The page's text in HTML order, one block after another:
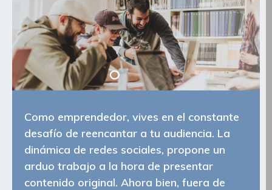
Como emprendedor, vives en el constante
desafío de reencantar a tu audiencia. La
dinámica de redes sociales, propone un
arduo trabajo a la hora de presentar
contenido original. Ahora bien, fuera de